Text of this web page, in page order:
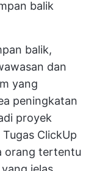
balik
balik,
dan
yang
peningkatan
proyek
Tugas ClickUp
orang tertentu